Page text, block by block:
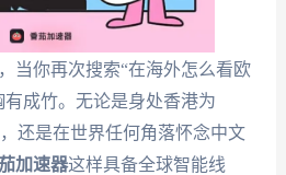
当你再次搜索“在海外怎么看欧
成竹。无论是身处香港为
还是在世界任何角落怀念中文
加速器这样具备全球智能线